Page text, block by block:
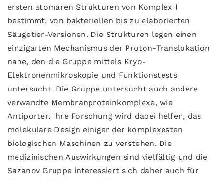
ersten atomaren Strukturen von Komplex I
bestimmt, von bakteriellen bis zu elaborierten
Säugetier-Versionen. Die Strukturen legen einen
einzigarten Mechanismus der Proton-Translokation
nahe, den die Gruppe mittels Kryo-
Elektronenmikroskopie und Funktionstests
untersucht. Die Gruppe untersucht auch andere
verwandte Membranproteinkomplexe, wie
Antiporter. Ihre Forschung wird dabei helfen, das
molekulare Design einiger der komplexesten
biologischen Maschinen zu verstehen. Die
medizinischen Auswirkungen sind vielfältig und die
Sazanov Gruppe interessiert sich daher auch für